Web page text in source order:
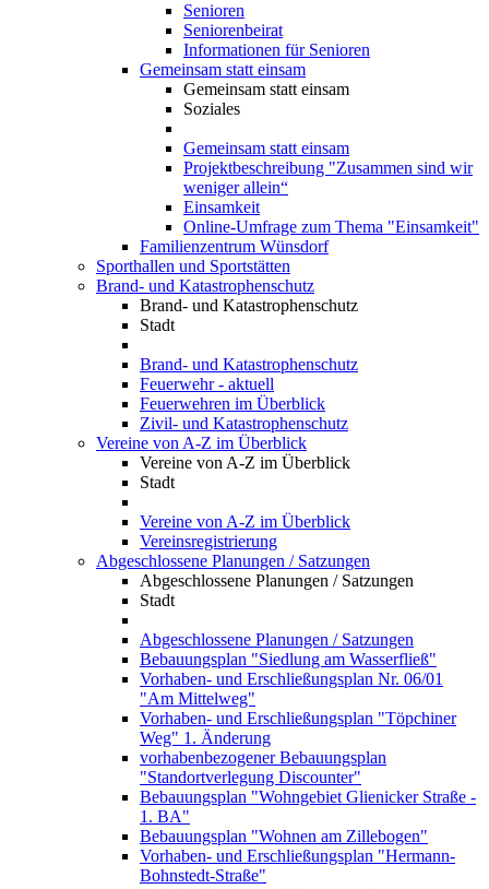
Senioren
Seniorenbeirat
Informationen für Senioren
Gemeinsam statt einsam
Gemeinsam statt einsam
Soziales
Gemeinsam statt einsam
Projektbeschreibung "Zusammen sind wir
weniger allein“
Einsamkeit
Online-Umfrage zum Thema "Einsamkeit"
Familienzentrum Wünsdorf
Sporthallen und Sportstätten
Brand- und Katastrophenschutz
Brand- und Katastrophenschutz
Stadt
Brand- und Katastrophenschutz
Feuerwehr - aktuell
Feuerwehren im Überblick
Zivil- und Katastrophenschutz
Vereine von A-Z im Überblick
Vereine von A-Z im Überblick
Stadt
Vereine von A-Z im Überblick
Vereinsregistrierung
Abgeschlossene Planungen / Satzungen
Abgeschlossene Planungen / Satzungen
Stadt
Abgeschlossene Planungen / Satzungen
Bebauungsplan "Siedlung am Wasserfließ"
Vorhaben- und Erschließungsplan Nr. 06/01
"Am Mittelweg"
Vorhaben- und Erschließungsplan "Töpchiner
Weg" 1. Änderung
vorhabenbezogener Bebauungsplan
"Standortverlegung Discounter"
Bebauungsplan "Wohngebiet Glienicker Straße -
1. BA"
Bebauungsplan "Wohnen am Zillebogen"
Vorhaben- und Erschließungsplan "Hermann-
Bohnstedt-Straße"